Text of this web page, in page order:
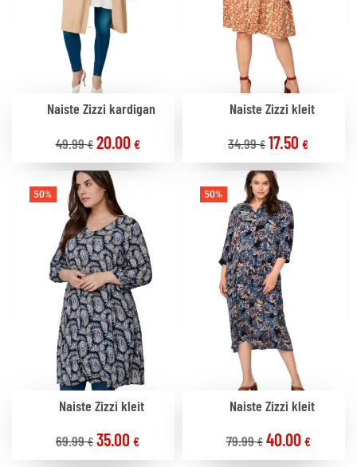
Naiste Zizzi kardigan
49.99€ 20.00 €
Naiste Zizzi kleit
34.99€ 17.50 €
50%
Naiste Zizzi kleit
69.99€ 35.00 €
50%
Naiste Zizzi kleit
79.99€ 40.00 €